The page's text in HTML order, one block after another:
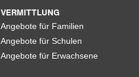
VERMITTLUNG
Angebote für Familien
Angebote für Schulen
Angebote für Erwachsene